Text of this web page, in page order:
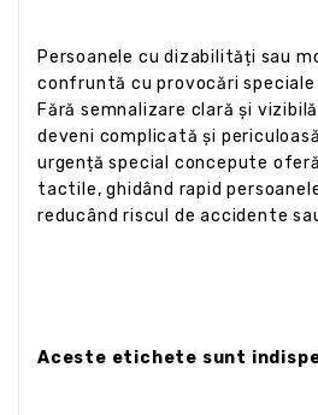
Persoanele cu dizabilități sau
confruntă cu provocări speciale
Fără semnalizare clară și
deveni complicată și
urgență special concepute
tactile, ghidând rapid
reducând riscul de accidente
Aceste etichete sunt